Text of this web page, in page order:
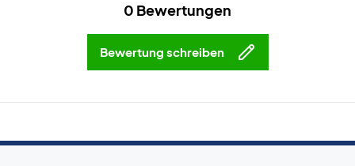
0 Bewertungen
Bewertung schreiben